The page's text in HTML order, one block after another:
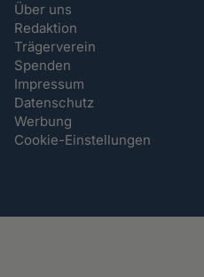
Über uns
Redaktion
Trägerverein
Spenden
Impressum
Datenschutz
Werbung
Cookie-Einstellungen